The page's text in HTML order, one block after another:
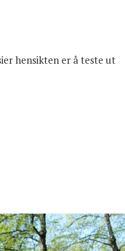
hensikten er å teste ut